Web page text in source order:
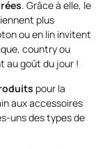
. Grâce à elle, le
plus
ou en lin invitent
country ou
au goût du jour !
pour la
aux accessoires
uns des types de